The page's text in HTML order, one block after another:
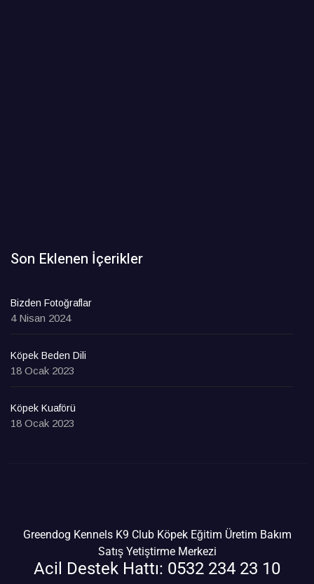
Son Eklenen İçerikler
Bizden Fotoğraflar
4 Nisan 2024
Köpek Beden Dili
18 Ocak 2023
Köpek Kuaförü
18 Ocak 2023
Greendog Kennels K9 Club Köpek Eğitim Üretim Bakım
Satış Yetiştirme Merkezi
Acil Destek Hattı: 0532 234 23 10